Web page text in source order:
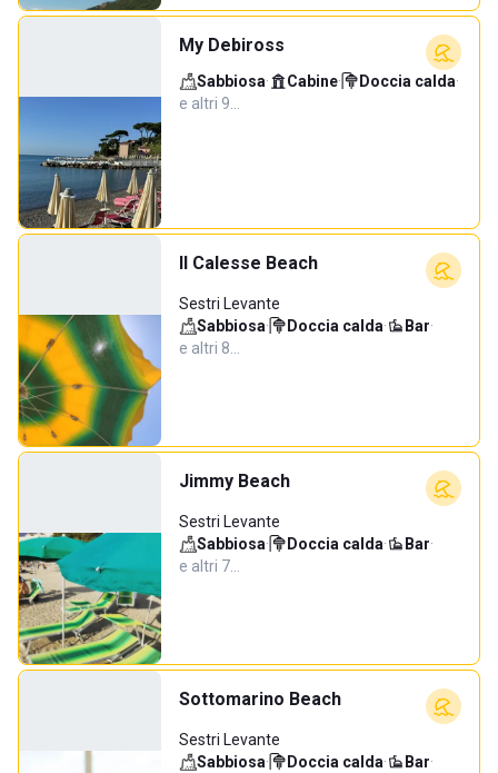
My Debiross
Sabbiosa· Cabine· Doccia calda·
e altri 9…
Il Calesse Beach
Sestri Levante
Sabbiosa· Doccia calda· Bar·
e altri 8…
Jimmy Beach
Sestri Levante
Sabbiosa· Doccia calda· Bar·
e altri 7…
Sottomarino Beach
Sestri Levante
Sabbiosa· Doccia calda· Bar·